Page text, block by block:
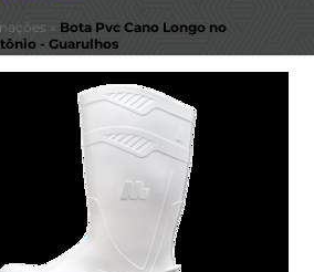
» Bota Pvc Cano Longo no
- Guarulhos